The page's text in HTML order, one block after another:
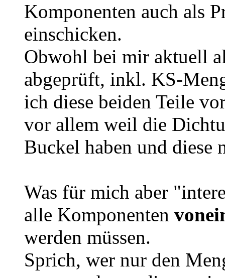
Komponenten auch als
einschicken.
Obwohl bei mir aktuell
abgeprüft, inkl. KS-
ich diese beiden Teile
vor allem weil die
Buckel haben und diese
Was für mich aber
alle Komponenten
werden müssen.
Sprich, wer nur den